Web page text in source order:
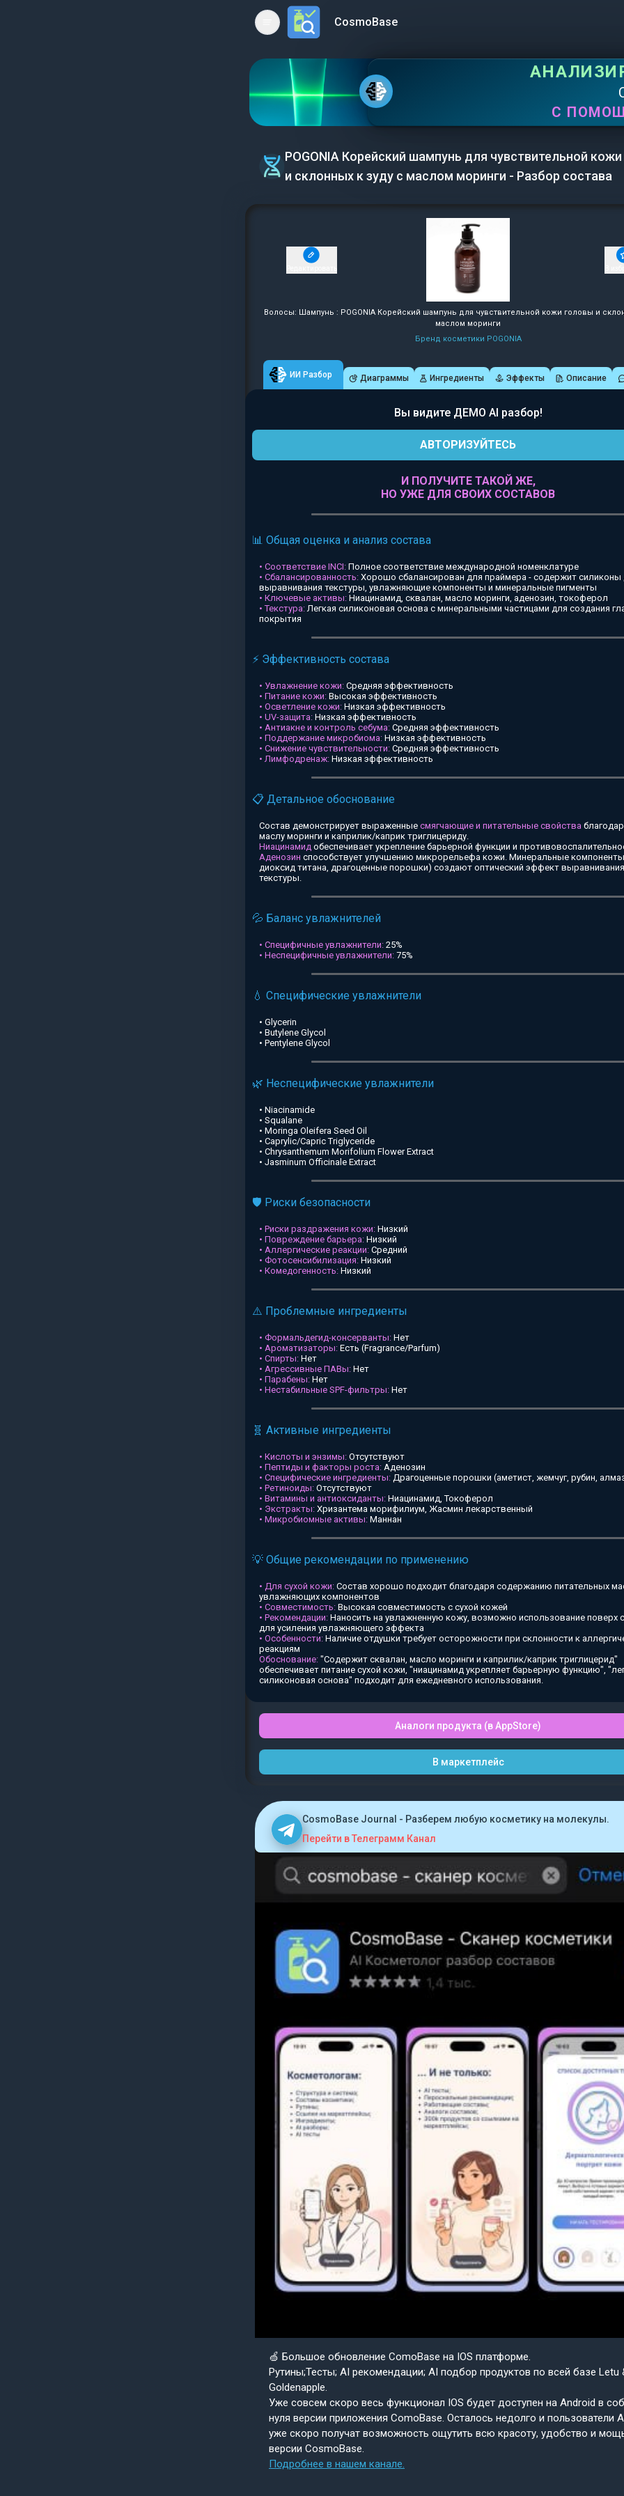
Open main menuCosmoBase
С
POGONIA Корейский шампунь для чувствительной
и склонных к зуду с маслом моринги - Разбор состава
Волосы: Шампунь : POGONIA Корейский шампунь для чувствительной кожи головы и
маслом моринги
Бренд косметики POGONIA
ИИ Разбор Диаграммы Ингредиенты Эффекты Описание
Вы видите ДЕМО AI разбор!
АВТОРИЗУЙТЕСЬ
И ПОЛУЧИТЕ ТАКОЙ ЖЕ,
НО УЖЕ ДЛЯ СВОИХ СОСТАВОВ
📊 Общая оценка и анализ состава
• Соответствие INCI: Полное соответствие международной номенклатуре
• Сбалансированность: Хорошо сбалансирован для праймера - содержит силиконы
выравнивания текстуры, увлажняющие компоненты и минеральные пигменты
• Ключевые активы: Ниацинамид, сквалан, масло моринги, аденозин, токоферол
• Текстура:Легкая силиконовая основа с минеральными частицами для создания
покрытия
⚡ Эффективность состава
• Увлажнение кожи: Средняя эффективность
• Питание кожи: Высокая эффективность
• Осветление кожи: Низкая эффективность
• UV-защита: Низкая эффективность
• Антиакне и контроль себума: Средняя эффективность
• Поддержание микробиома: Низкая эффективность
• Снижение чувствительности: Средняя эффективность
• Лимфодренаж: Низкая эффективность
📋 Детальное обоснование
Состав демонстрирует выраженные смягчающие и питательные свойства
маслу моринги и каприлик/каприк триглицериду.
Ниацинамид обеспечивает укрепление барьерной функции и
Аденозин способствует улучшению микрорельефа кожи. Минеральные
диоксид титана, драгоценные порошки) создают оптический эффект
текстуры.
💦 Баланс увлажнителей
• Специфичные увлажнители: 25%
• Неспецифичные увлажнители: 75%
💧 Специфические увлажнители
• Glycerin
• Butylene Glycol
• Pentylene Glycol
🌿 Неспецифические увлажнители
• Niacinamide
• Squalane
• Moringa Oleifera Seed Oil
• Caprylic/Capric Triglyceride
• Chrysanthemum Morifolium Flower Extract
• Jasminum Officinale Extract
🛡️ Риски безопасности
• Риски раздражения кожи: Низкий
• Повреждение барьера: Низкий
• Аллергические реакции: Средний
• Фотосенсибилизация: Низкий
• Комедогенность: Низкий
⚠️ Проблемные ингредиенты
• Формальдегид-консерванты: Нет
• Ароматизаторы: Есть (Fragrance/Parfum)
• Спирты: Нет
• Агрессивные ПАВы: Нет
• Парабены: Нет
• Нестабильные SPF-фильтры: Нет
🧬 Активные ингредиенты
• Кислоты и энзимы: Отсутствуют
• Пептиды и факторы роста: Аденозин
• Специфические ингредиенты: Драгоценные порошки (аметист, жемчуг, рубин,
• Ретиноиды: Отсутствуют
• Витамины и антиоксиданты: Ниацинамид, Токоферол
• Экстракты: Хризантема морифилиум, Жасмин лекарственный
• Микробиомные активы: Маннан
💡 Общие рекомендации по применению
• Для сухой кожи: Состав хорошо подходит благодаря содержанию питательных
увлажняющих компонентов
• Совместимость: Высокая совместимость с сухой кожей
• Рекомендации: Наносить на увлажненную кожу, возможно использование поверх
для усиления увлажняющего эффекта
• Особенности: Наличие отдушки требует осторожности при склонности к
реакциям
Обоснование: "Содержит сквалан, масло моринги и каприлик/каприк триглицерид"
обеспечивает питание сухой кожи, "ниацинамид укрепляет барьерную функцию",
силиконовая основа" подходит для ежедневного использования.
Аналоги продукта (в AppStore)
В маркетплейс
CosmoBase Journal - Разберем любую косметику на молекулы.
Перейти в Телеграмм Канал
🍏 Большое обновление ComoBase на IOS платформе.
Рутины;Тесты; AI рекомендации; AI подбор продуктов по всей базе Letu
Goldenapple.
Уже совсем скоро весь функционал IOS будет доступен на Android в
нуля версии приложения ComoBase. Осталось недолго и пользователи
уже скоро получат возможность ощутить всю красоту, удобство и
версии CosmoBase.
Подробнее в нашем канале.